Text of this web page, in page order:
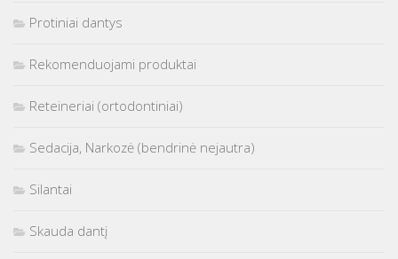
Protiniai dantys
Rekomenduojami produktai
Reteineriai (ortodontiniai)
Sedacija, Narkozė (bendrinė nejautra)
Silantai
Skauda dantį